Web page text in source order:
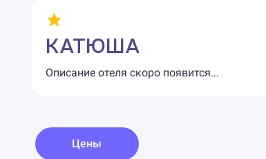
КАТЮША
Описание отеля скоро появится...
Цены